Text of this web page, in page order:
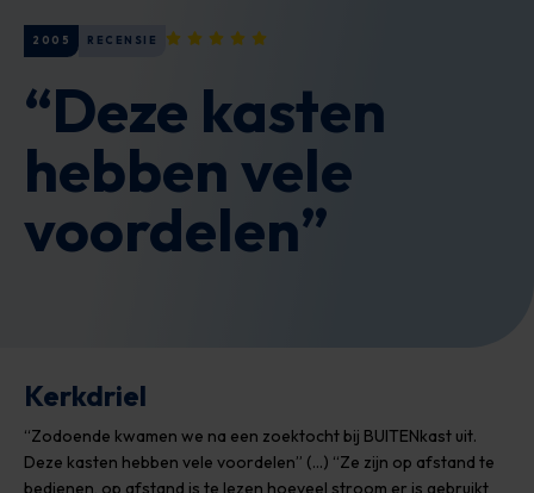
“Deze kasten
hebben vele
voordelen”
2005 RECENSIE
Kerkdriel
“Zodoende kwamen we na een zoektocht bij BUITENkast uit.
Deze kasten hebben vele voordelen” (…) “Ze zijn op afstand te
bedienen, op afstand is te lezen hoeveel stroom er is gebruikt